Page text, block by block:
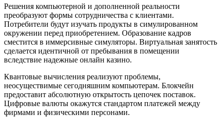
Решения компьютерной и дополненной реальности
преобразуют формы сотрудничества с клиентами.
Потребители будут изучать продукты в симулированном
окружении перед приобретением. Образование кадров
сместится в иммерсивные симуляторы. Виртуальная занятость
сделается идентичной от пребывания в помещении
вследствие надежные онлайн казино.
Квантовые вычисления реализуют проблемы,
неосуществимые сегодняшним компьютерам. Блокчейн
предоставит абсолютную открытость цепочек поставок.
Цифровые валюты окажутся стандартом платежей между
фирмами и физическими персонами.